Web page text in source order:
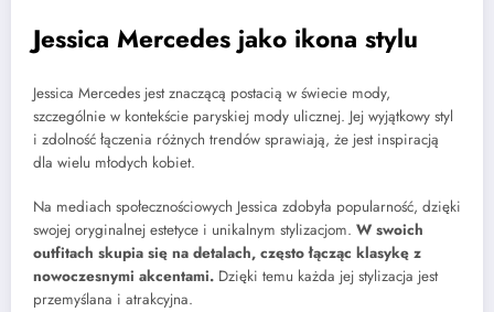
Jessica Mercedes jako ikona stylu
Jessica Mercedes jest znaczącą postacią w świecie mody,
szczególnie w kontekście paryskiej mody ulicznej. Jej wyjątkowy styl
i zdolność łączenia różnych trendów sprawiają, że jest inspiracją
dla wielu młodych kobiet.
Na mediach społecznościowych Jessica zdobyła popularność, dzięki
swojej oryginalnej estetyce i unikalnym stylizacjom. W swoich
outfitach skupia się na detalach, często łącząc klasykę z
nowoczesnymi akcentami. Dzięki temu każda jej stylizacja jest
przemyślana i atrakcyjna.